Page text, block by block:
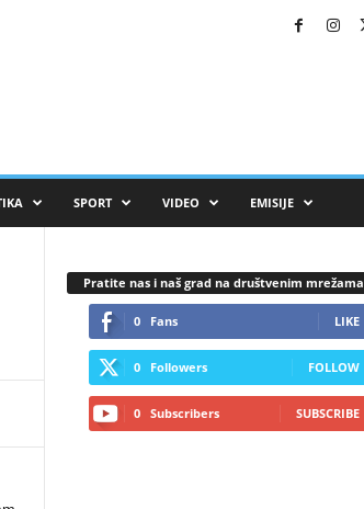
SPORT VIDEO EMISIJE
Pratite nas i naš grad na društvenim mrežama
0 Fans LIKE
0 Followers FOLLOW
0 Subscribers SUBSCRIBE